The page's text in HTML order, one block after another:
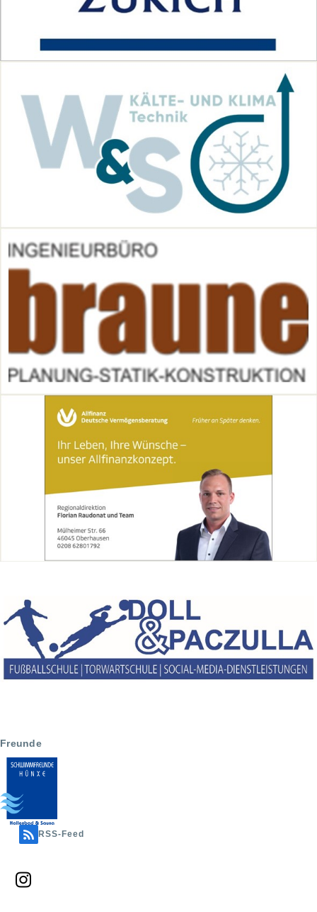
Freunde
RSS-Feed